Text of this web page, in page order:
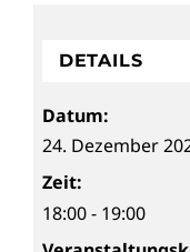
DETAILS
Datum:
24. Dezember
Zeit:
18:00 - 19:00